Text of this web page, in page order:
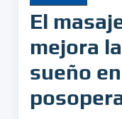
El
mejora
sueño